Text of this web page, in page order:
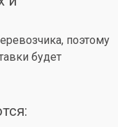
поэтому
будет